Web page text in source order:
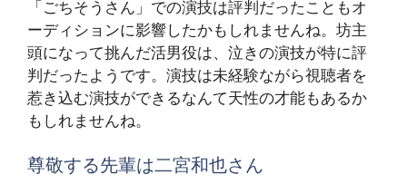
「ごちそうさん」での演技は評判だったこともオ
ーディションに影響したかもしれませんね。坊主
頭になって挑んだ活男役は、泣きの演技が特に評
判だったようです。演技は未経験ながら視聴者を
惹き込む演技ができるなんて天性の才能もあるか
もしれませんね。
尊敬する先輩は二宮和也さん